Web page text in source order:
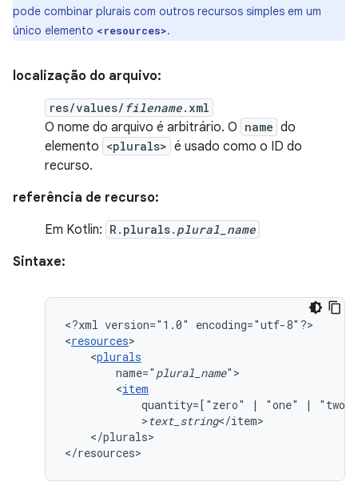
pode combinar plurais com outros recursos simples em um
único elemento <resources>.
localização do arquivo:
res/values/ filename.xml
O nome do arquivo é arbitrário. O name do
elemento <plurals> é usado como o ID do
recurso.
referência de recurso:
Em Kotlin: R.plurals. plural_name
Sintaxe:
<?xml version="1.0"
encoding="utf-8"?>
<resources
<plurals
name=" plural_name
<item
quantity=["zero"
| "one" |
"two"
>text_string
</plurals>
</resources>